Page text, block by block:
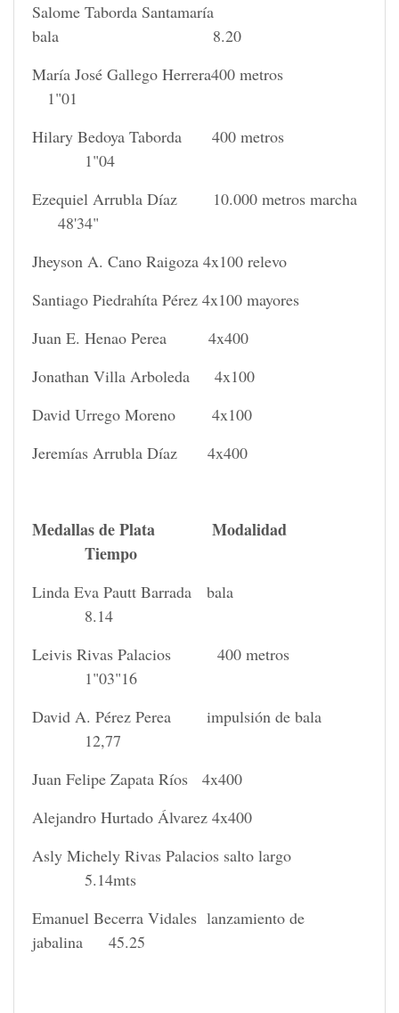
Salome Taborda Santamaría
bala 8.20
María José Gallego Herrera400 metros
1"01
Hilary Bedoya Taborda 400 metros
1"04
Ezequiel Arrubla Díaz 10.000 metros marcha
48'34"
Jheyson A. Cano Raigoza 4x100 relevo
Santiago Piedrahíta Pérez 4x100 mayores
Juan E. Henao Perea 4x400
Jonathan Villa Arboleda 4x100
David Urrego Moreno 4x100
Jeremías Arrubla Díaz 4x400
Medallas de Plata Modalidad
Tiempo
Linda Eva Pautt Barrada bala
8.14
Leivis Rivas Palacios 400 metros
1"03"16
David A. Pérez Perea impulsión de bala
12,77
Juan Felipe Zapata Ríos 4x400
Alejandro Hurtado Álvarez 4x400
Asly Michely Rivas Palacios salto largo
5.14mts
Emanuel Becerra Vidales lanzamiento de
jabalina 45.25